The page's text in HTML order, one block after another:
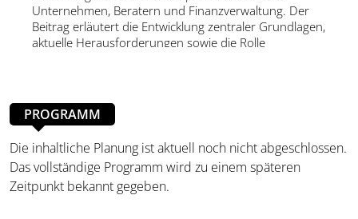
Unternehmen, Beratern und Finanzverwaltung. Der
Beitrag erläutert die Entwicklung zentraler Grundlagen,
aktuelle Herausforderungen sowie die Rolle
PROGRAMM
Die inhaltliche Planung ist aktuell noch nicht abgeschlossen.
Das vollständige Programm wird zu einem späteren
Zeitpunkt bekannt gegeben.